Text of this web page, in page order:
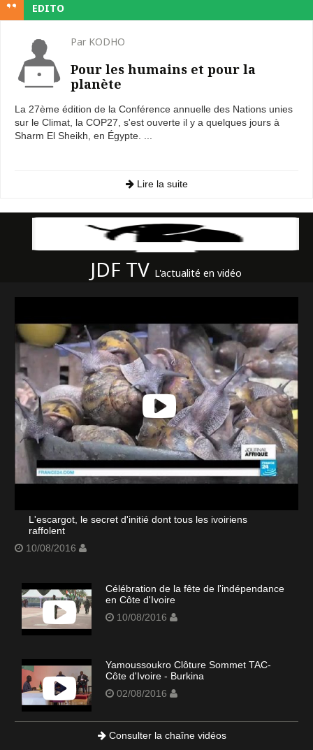
EDITO
Par KODHO
Pour les humains et pour la
planète
La 27ème édition de la Conférence annuelle des Nations unies
sur le Climat, la COP27, s'est ouverte il y a quelques jours à
Sharm El Sheikh, en Égypte. ...
Lire la suite
JDF TV L'actualité en vidéo
L'escargot, le secret d'initié dont tous les ivoiriens
raffolent
10/08/2016
Célébration de la fête de l'indépendance
en Côte d'Ivoire
10/08/2016
Yamoussoukro Clôture Sommet TAC-
Côte d'Ivoire - Burkina
02/08/2016
Consulter la chaîne vidéos